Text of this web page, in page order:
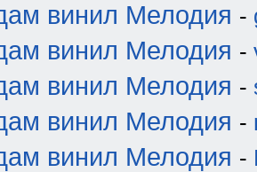
винил Мелодия -
винил Мелодия -
винил Мелодия -
винил Мелодия -
винил Мелодия -